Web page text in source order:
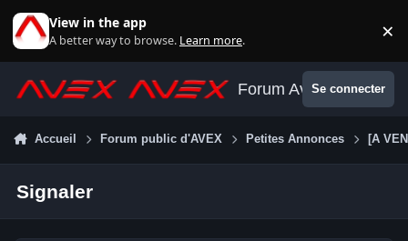
View in the app
A better way to browse. Learn more. ×
Forum AvexSe connecter
Accueil Forum public d'AVEX Petites Annonces [A
Signaler